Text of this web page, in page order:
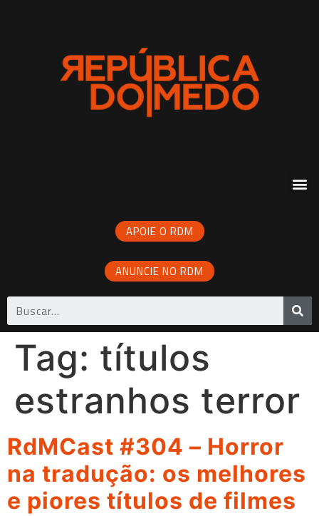
APOIE O RDM
ANUNCIE NO RDM
Tag: títulos
estranhos terror
RdMCast #304 – Horror
na tradução: os melhores
e piores títulos de filmes